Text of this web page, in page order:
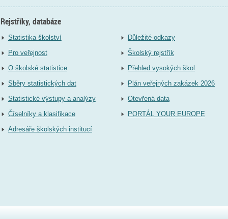
Rejstříky, databáze
Statistika školství
Pro veřejnost
O školské statistice
Sběry statistických dat
Statistické výstupy a analýzy
Číselníky a klasifikace
Adresáře školských institucí
Důležité odkazy
Školský rejstřík
Přehled vysokých škol
Plán veřejných zakázek 2026
Otevřená data
PORTÁL YOUR EUROPE